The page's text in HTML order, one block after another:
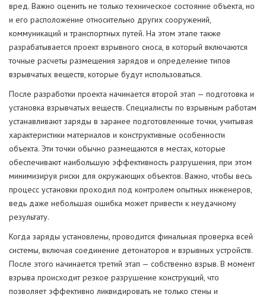
вред. Важно оценить не только техническое состояние объекта, но
и его расположение относительно других сооружений,
коммуникаций и транспортных путей. На этом этапе также
разрабатывается проект взрывного сноса, в который включаются
точные расчеты размещения зарядов и определение типов
взрывчатых веществ, которые будут использоваться.
После разработки проекта начинается второй этап — подготовка и
установка взрывчатых веществ. Специалисты по взрывным работам
устанавливают заряды в заранее подготовленные точки, учитывая
характеристики материалов и конструктивные особенности
объекта. Эти точки обычно размещаются в местах, которые
обеспечивают наибольшую эффективность разрушения, при этом
минимизируя риски для окружающих объектов. Важно, чтобы весь
процесс установки проходил под контролем опытных инженеров,
ведь даже небольшая ошибка может привести к неудачному
результату.
Когда заряды установлены, проводится финальная проверка всей
системы, включая соединение детонаторов и взрывных устройств.
После этого начинается третий этап — собственно взрыв. В момент
взрыва происходит резкое разрушение конструкций, что
позволяет эффективно ликвидировать не только стены и